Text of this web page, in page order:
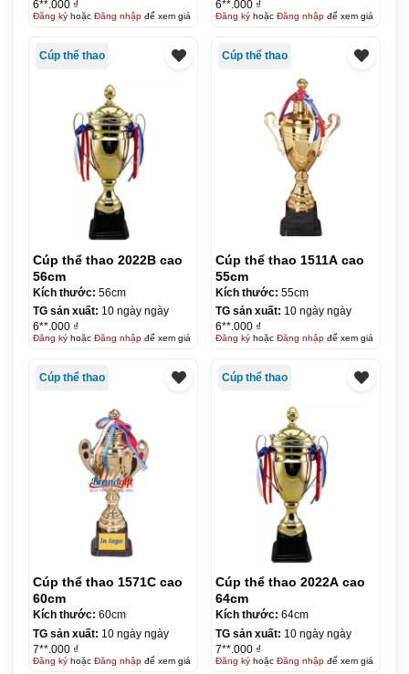
6**.000 ₫
Đăng kýhoặc Đăng nhậpđể xem giá
6**.000 ₫
Đăng kýhoặc Đăng nhậpđể xem giá
Cúp thể thao
Cúp thể thao 2022B cao
56cm
Kích thước: 56cm
TG sản xuất: 10 ngày ngày
6**.000 ₫
Đăng kýhoặc Đăng nhậpđể xem giá
Cúp thể thao
Cúp thể thao 1511A cao
55cm
Kích thước: 55cm
TG sản xuất: 10 ngày ngày
6**.000 ₫
Đăng kýhoặc Đăng nhậpđể xem giá
Cúp thể thao
Cúp thể thao 1571C cao
60cm
Kích thước: 60cm
TG sản xuất: 10 ngày ngày
7**.000 ₫
Đăng kýhoặc Đăng nhậpđể xem giá
Cúp thể thao
Cúp thể thao 2022A cao
64cm
Kích thước: 64cm
TG sản xuất: 10 ngày ngày
7**.000 ₫
Đăng kýhoặc Đăng nhậpđể xem giá